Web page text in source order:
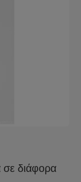
σε διάφορα